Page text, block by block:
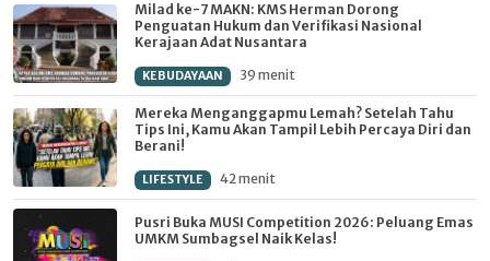
Milad ke-7 MAKN: KMS Herman Dorong
Penguatan Hukum dan Verifikasi Nasional
Kerajaan Adat Nusantara
KEBUDAYAAN 39 menit
Mereka Menganggapmu Lemah? Setelah Tahu
Tips Ini, Kamu Akan Tampil Lebih Percaya Diri dan
Berani!
LIFESTYLE 42 menit
Pusri Buka MUSI Competition 2026: Peluang Emas
UMKM Sumbagsel Naik Kelas!